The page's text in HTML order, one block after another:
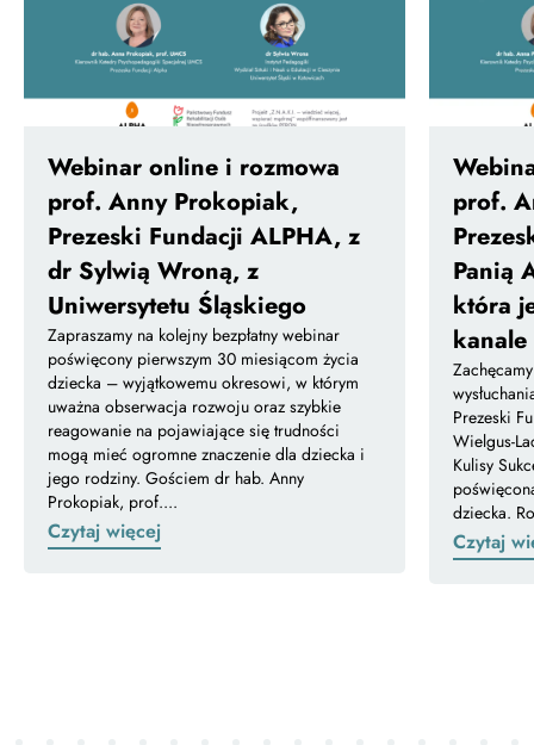
Webinar online i rozmowa
prof. Anny Prokopiak,
Prezeski Fundacji ALPHA, z
dr Sylwią Wroną, z
Uniwersytetu Śląskiego
Zapraszamy na kolejny bezpłatny webinar
poświęcony pierwszym 30 miesiącom życia
dziecka – wyjątkowemu okresowi, w którym
uważna obserwacja rozwoju oraz szybkie
reagowanie na pojawiające się trudności
mogą mieć ogromne znaczenie dla dziecka i
jego rodziny. Gościem dr hab. Anny
Prokopiak, prof....
Czytaj więcej
prof.
Panią
która
Prezeski
Wielgus-
Kulisy
dziecka.
Czytaj